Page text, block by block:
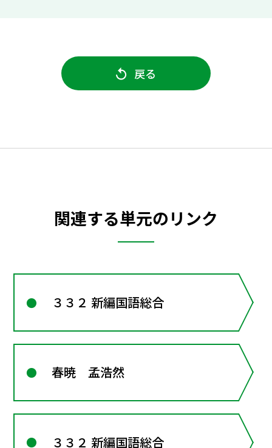
戻る
関連する単元のリンク
３３２ 新編国語総合
春暁 孟浩然
３３２ 新編国語総合